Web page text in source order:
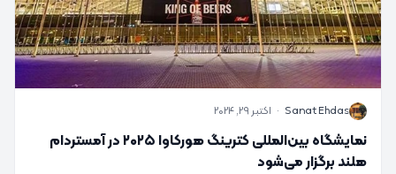
S
Sanat Ehdas
· اکتبر 29, 2024
نمایشگاه بین‌المللی کترینگ هورکاوا ۲۰۲۵ در آمستردام
هلند برگزار می‌شود